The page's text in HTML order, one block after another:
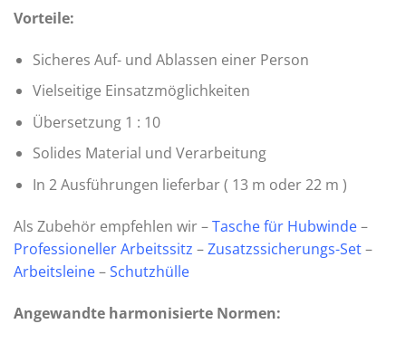
Vorteile:
Sicheres Auf- und Ablassen einer Person
Vielseitige Einsatzmöglichkeiten
Übersetzung 1 : 10
Solides Material und Verarbeitung
In 2 Ausführungen lieferbar ( 13 m oder 22 m )
Als Zubehör empfehlen wir –Tasche für Hubwinde–
Professioneller Arbeitssitz –Zusatzssicherungs-Set–
Arbeitsleine–Schutzhülle
Angewandte harmonisierte Normen: